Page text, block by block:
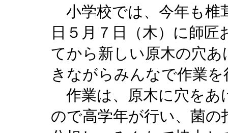
小学校では、今年も椎
日５月７日（木）に師
てから新しい原木の穴
きながらみんなで作業
作業は、原木に穴をあ
ので高学年が行い、菌